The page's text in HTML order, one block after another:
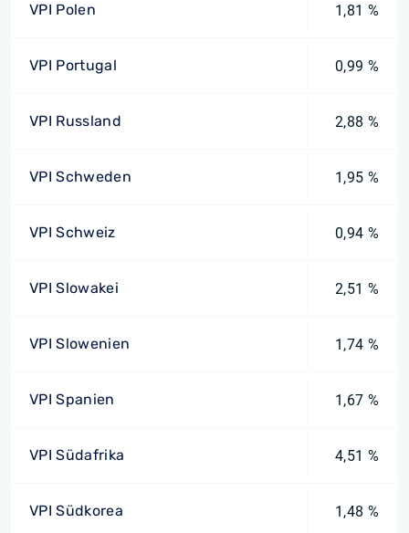
VPI Polen 1,81 %
VPI Portugal 0,99 %
VPI Russland 2,88 %
VPI Schweden 1,95 %
VPI Schweiz 0,94 %
VPI Slowakei 2,51 %
VPI Slowenien 1,74 %
VPI Spanien 1,67 %
VPI Südafrika 4,51 %
VPI Südkorea 1,48 %